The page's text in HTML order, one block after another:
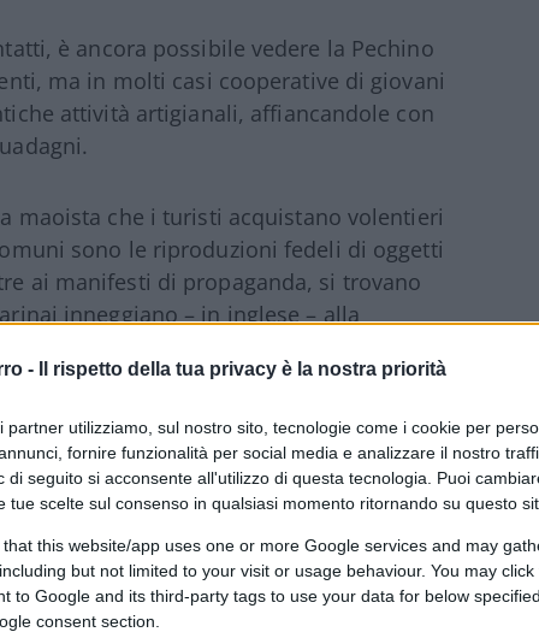
- Il rispetto della tua privacy è la nostra priorità
partner utilizziamo, sul nostro sito, tecnologie come i cookie per
fornire funzionalità per social media e analizzare il nostro
di seguito si acconsente all'utilizzo di questa tecnologia. Puoi
tue scelte sul consenso in qualsiasi momento ritornando su questo
that this website/app uses one or more Google services and may
but not limited to your visit or usage behaviour. You may
to Google and its third-party tags to use your data for below
consent section.
è ancora possibile vedere la Pechino
ma in molti casi cooperative di giovani
attività artigianali, affiancandole con
maoista che i turisti acquistano volentieri
sono le riproduzioni fedeli di oggetti
ai manifesti di propaganda, si trovano
inneggiano – in inglese – alla
rifugio dei nazionalisti di Chiang Kai-
di Mao.
– è riuscita a mantenere
scudo americano, anche se la
condotto al suo isolamento diplomatico.
nella Repubblica Popolare, ha dapprima
Cina continentale, e poi ha dovuto